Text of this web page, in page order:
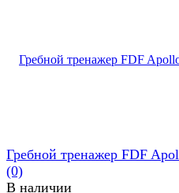
Гребной тренажер FDF
(0)
В наличии